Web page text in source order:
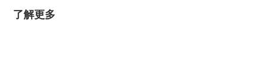
了解更多